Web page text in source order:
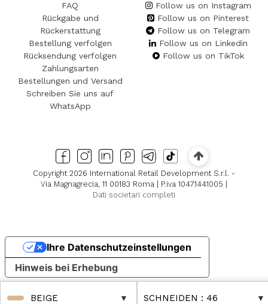
BEIGE SCHNEIDEN : 46
FAQ
Rückgabe und
Rückerstattung
Bestellung verfolgen
Rücksendung verfolgen
Zahlungsarten
Bestellungen und Versand
Schreiben Sie uns auf
WhatsApp
Follow us on Instagram
Follow us on Pinterest
Follow us on Telegram
Follow us on Linkedin
Follow us on TikTok
Copyright 2026 International Retail Development S.r.l. -
Via Magnagrecia, 11 00183 Roma | P.iva 10471441005 |
Dati societari completi
Hinweis bei Erhebung
Ihre Datenschutzeinstellungen